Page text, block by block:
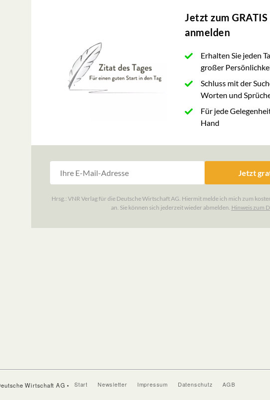
Wirtschaft AG • Start Newsletter Impressum Datenschutz AGB